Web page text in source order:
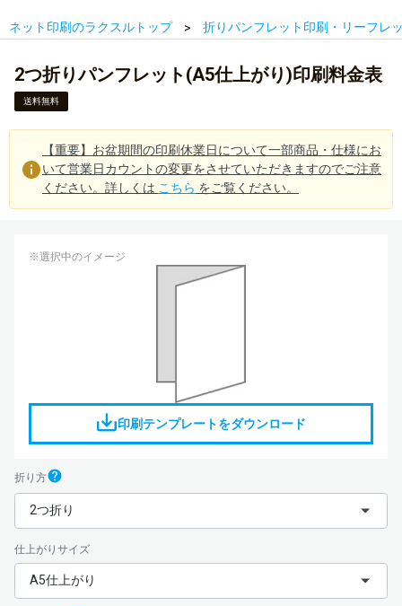
ネット印刷のラクスルトップ 折りパンフレット印刷・リーフレ
2つ折りパンフレット(A5仕上がり)印刷料金表
送料無料
【重要】お盆期間の印刷休業日について一部商品・仕様にお
いて営業日カウントの変更をさせていただきますのでご注意
ください。詳しくは こちら をご覧ください。
※選択中のイメージ
印刷テンプレートをダウンロード
折り方
2つ折り
仕上がりサイズ
A5仕上がり